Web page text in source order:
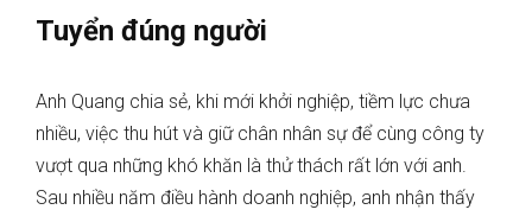
Tuyển đúng người
Anh Quang chia sẻ, khi mới khởi nghiệp, tiềm lực chưa
nhiều, việc thu hút và giữ chân nhân sự để cùng công ty
vượt qua những khó khăn là thử thách rất lớn với anh.
Sau nhiều năm điều hành doanh nghiệp, anh nhận thấy